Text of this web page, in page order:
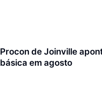
Procon de Joinville
básica em agosto